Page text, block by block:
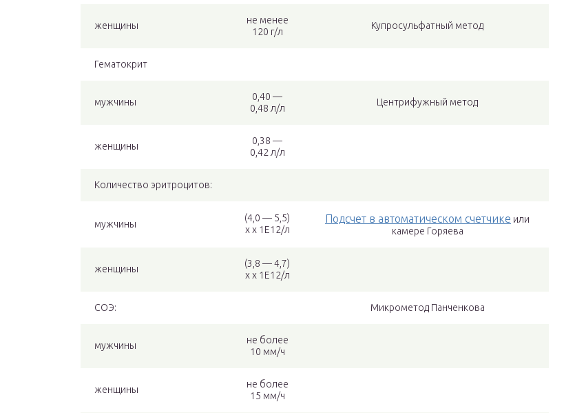
женщины
не менее
120 г/л
Купросульфатный метод
Гематокрит
мужчины
0,40 —
0,48 л/л
Центрифужный метод
женщины
0,38 —
0,42 л/л
Количество эритроцитов:
мужчины
(4,0 — 5,5)
x x 1E12/л
Подсчет в автоматическом счетчике или
камере Горяева
женщины
(3,8 — 4,7)
x x 1E12/л
СОЭ: Микрометод Панченкова
мужчины
не более
10 мм/ч
женщины
не более
15 мм/ч